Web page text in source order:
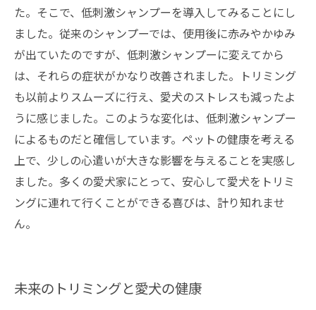
た。そこで、低刺激シャンプーを導入してみることにし
ました。従来のシャンプーでは、使用後に赤みやかゆみ
が出ていたのですが、低刺激シャンプーに変えてから
は、それらの症状がかなり改善されました。トリミング
も以前よりスムーズに行え、愛犬のストレスも減ったよ
うに感じました。このような変化は、低刺激シャンプー
によるものだと確信しています。ペットの健康を考える
上で、少しの心遣いが大きな影響を与えることを実感し
ました。多くの愛犬家にとって、安心して愛犬をトリミ
ングに連れて行くことができる喜びは、計り知れませ
ん。
未来のトリミングと愛犬の健康